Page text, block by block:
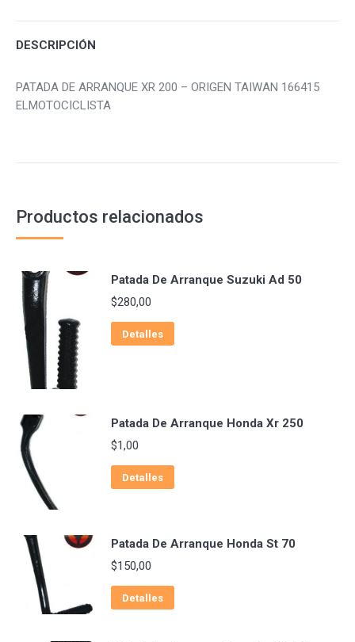
DESCRIPCIÓN
PATADA DE ARRANQUE XR 200 – ORIGEN TAIWAN 166415
ELMOTOCICLISTA
Productos relacionados
Patada De Arranque Suzuki Ad 50
$280,00
Detalles
Patada De Arranque Honda Xr 250
$1,00
Detalles
Patada De Arranque Honda St 70
$150,00
Detalles